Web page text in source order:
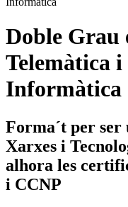
Doble Grau
Telemàtica
Informàtica
Forma´t per ser
Xarxes i
alhora les
i CCNP